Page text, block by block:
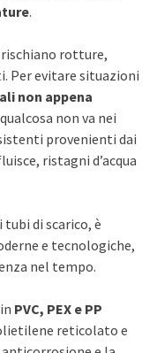
.
rotture,
Per evitare situazioni
non appena
non va nei
provenienti dai
ristagni d’acqua
di scarico, è
e tecnologiche,
nel tempo.
PVC, PEX e PP
reticolato e